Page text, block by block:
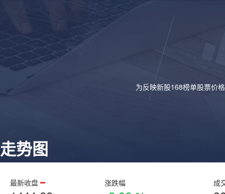
为反映新股168榜单股票价
走势图
最新收盘 涨跌幅 成